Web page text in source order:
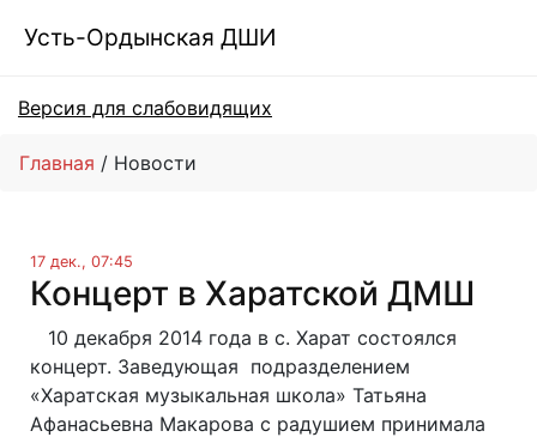
Усть-Ордынская ДШИ
Версия для слабовидящих
Главная Новости
17 дек., 07:45
Концерт в Харатской ДМШ
10 декабря 2014 года в с. Харат состоялся
концерт. Заведующая подразделением
«Харатская музыкальная школа» Татьяна
Афанасьевна Макарова с радушием принимала